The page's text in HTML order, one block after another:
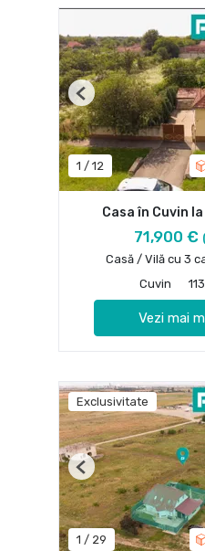
1 / 12
Previous
Casa în Cuvin
71,900 €
Casă / Vilă cu 3
Cuvin
Vezi mai
Exclusivitate
1 / 29
Previous